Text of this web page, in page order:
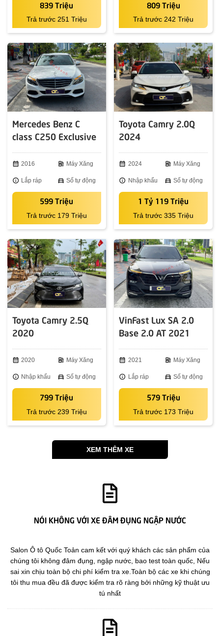
839 Triệu
Trả trước 251 Triệu
809 Triệu
Trả trước 242 Triệu
Mercedes Benz C
class C250 Exclusive
calendar_month 2016 ev_station Máy Xăng
info Lắp ráp directions_car Số tự động
599 Triệu
Trả trước 179 Triệu
Toyota Camry 2.0Q
2024
calendar_month 2024 ev_station Máy Xăng
info Nhập khẩu directions_car Số tự động
1 Tỷ 119 Triệu
Trả trước 335 Triệu
Toyota Camry 2.5Q
2020
calendar_month 2020 ev_station Máy Xăng
info Nhập khẩu directions_car Số tự động
799 Triệu
Trả trước 239 Triệu
VinFast Lux SA 2.0
Base 2.0 AT 2021
calendar_month 2021 ev_station Máy Xăng
info Lắp ráp directions_car Số tự động
579 Triệu
Trả trước 173 Triệu
XEM THÊM XE
NÓI KHÔNG VỚI XE ĐÂM ĐỤNG NGẬP NƯỚC
Salon Ô tô Quốc Toản cam kết với quý khách các sản phẩm của
chúng tôi không đâm đụng, ngập nước, bao test toàn quốc, Nếu
sai xin chịu toàn bộ chi phí kiểm tra xe.Toàn bộ các xe khi chúng
tôi thu mua đều đã được kiểm tra rõ ràng bởi những kỹ thuật ưu
tú nhất